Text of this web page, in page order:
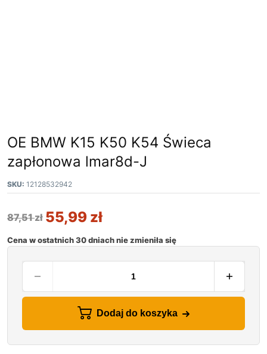
OE BMW K15 K50 K54 Świeca
zapłonowa lmar8d-J
SKU: 12128532942
87,51zł 55,99 zł
Cena w ostatnich 30 dniach nie zmieniła się
Dodaj do koszyka